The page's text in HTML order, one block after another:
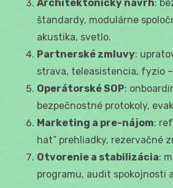
Architektonický návrh:
štandardy, modulárne
akustika, svetlo.
Partnerské zmluvy:
strava, teleasistencia, fyzio –
Operátorské SOP:
bezpečnostné protokoly,
Marketing a pre-nájom:
hat“ prehliadky, rezervačné
Otvorenie a stabilizácia:
programu, audit spokojnosti